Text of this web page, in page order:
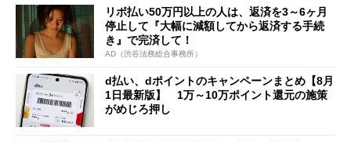
リボ払い50万円以上の人は、返済を3～6ヶ月
停止して『大幅に減額してから返済する手続
き』で完済して！
AD（渋谷法務総合事務所）
d払い、dポイントのキャンペーンまとめ【8月
1日最新版】 1万～10万ポイント還元の施策
がめじろ押し